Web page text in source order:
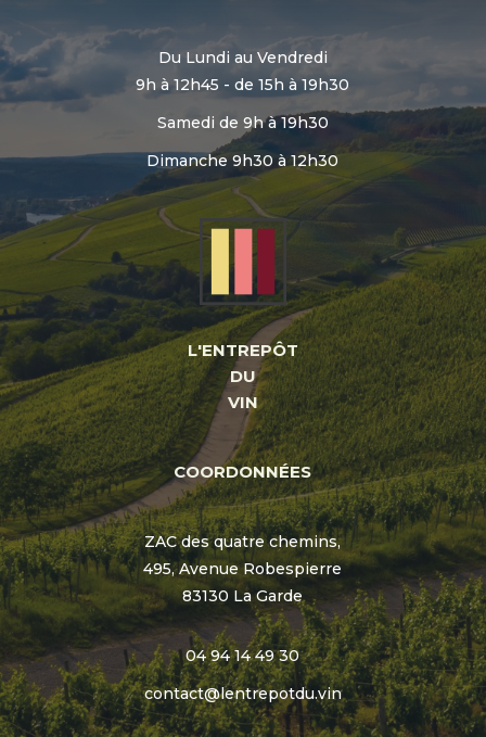
Du Lundi au Vendredi
9h à 12h45 - de 15h à 19h30
Samedi de 9h à 19h30
Dimanche 9h30 à 12h30
L'ENTREPÔT
DU
VIN
COORDONNÉES
ZAC des quatre chemins,
495, Avenue Robespierre
83130 La Garde
04 94 14 49 30
contact@lentrepotdu.vin